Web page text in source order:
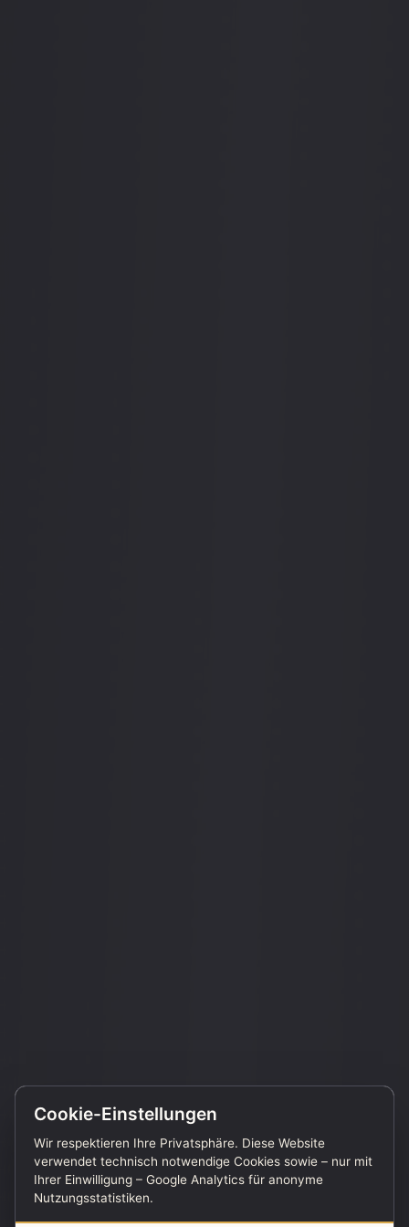
Cookie-Einstellungen
Wir respektieren Ihre Privatsphäre. Diese Website
verwendet technisch notwendige Cookies sowie – nur mit
Ihrer Einwilligung – Google Analytics für anonyme
Nutzungsstatistiken.